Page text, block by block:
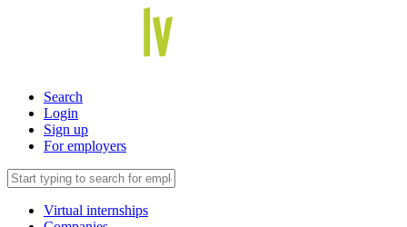
Search
Login
Sign up
For employers
Virtual internships